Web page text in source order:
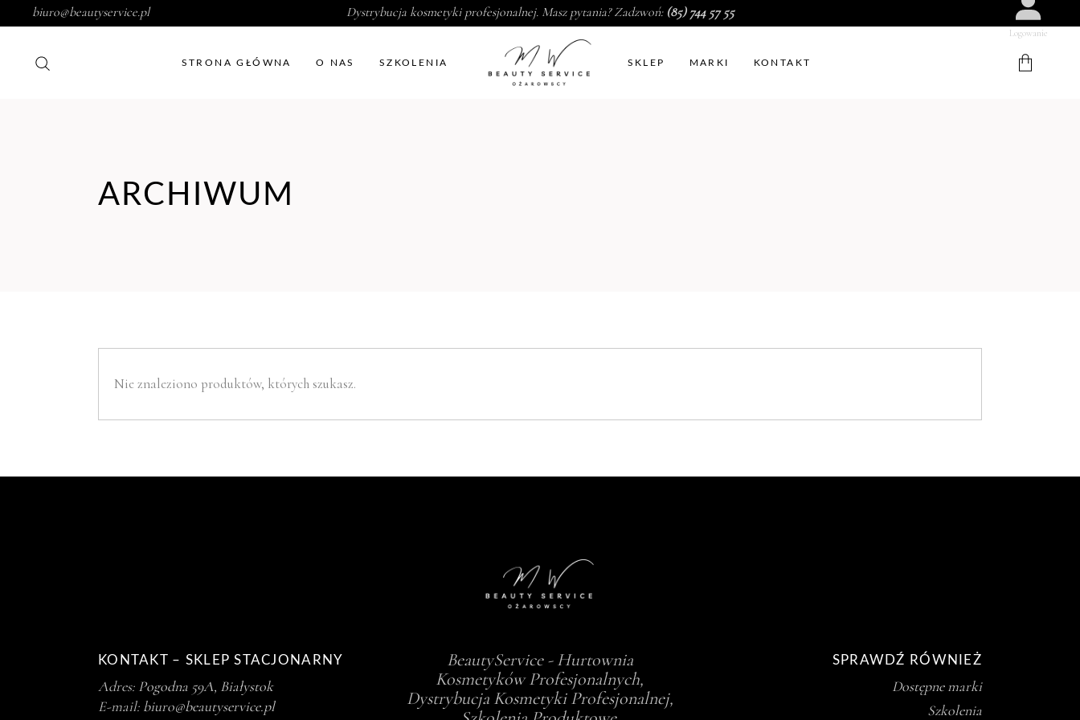
biuro@beautyservice.pl Dystrybucja kosmetyki profesjonalnej. Masz pytania? Zadzwoń: (85) 744 57 55
Logowanie
STRONA GŁÓWNA O NAS SZKOLENIA SKLEP MARKI KONTAKT
ARCHIWUM
Nie znaleziono produktów, których szukasz.
KONTAKT – SKLEP STACJONARNY
Adres: Pogodna 59A, Białystok
E-mail: biuro@beautyservice.pl
BeautyService - Hurtownia
Kosmetyków Profesjonalnych,
Dystrybucja Kosmetyki Profesjonalnej,
SPRAWDŹ RÓWNIEŻ
Dostępne marki
Szkolenia